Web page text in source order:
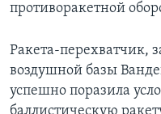
противоракетной
Ракета-перехватчик,
воздушной базы
успешно поразила